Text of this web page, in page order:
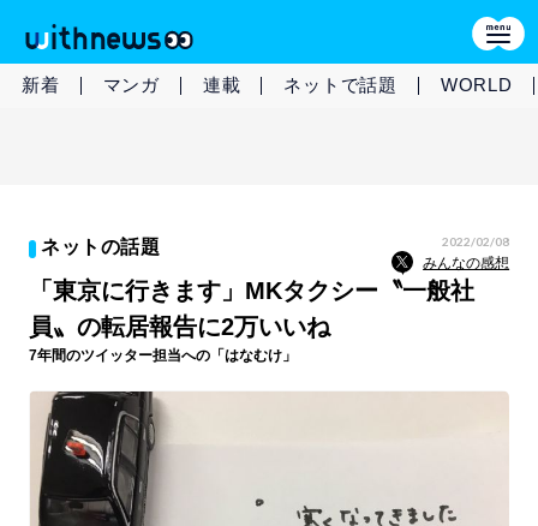
新着 マンガ 連載 ネットで話題 WORLD
ネットの話題 2022/02/08
みんなの感想
「東京に行きます」MKタクシー〝一般社
員〟の転居報告に2万いいね
7年間のツイッター担当への「はなむけ」